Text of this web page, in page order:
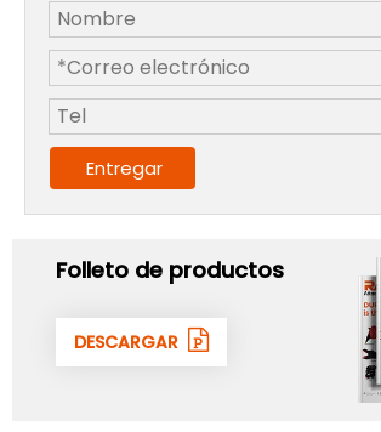
Entregar
Folleto de productos
DESCARGAR